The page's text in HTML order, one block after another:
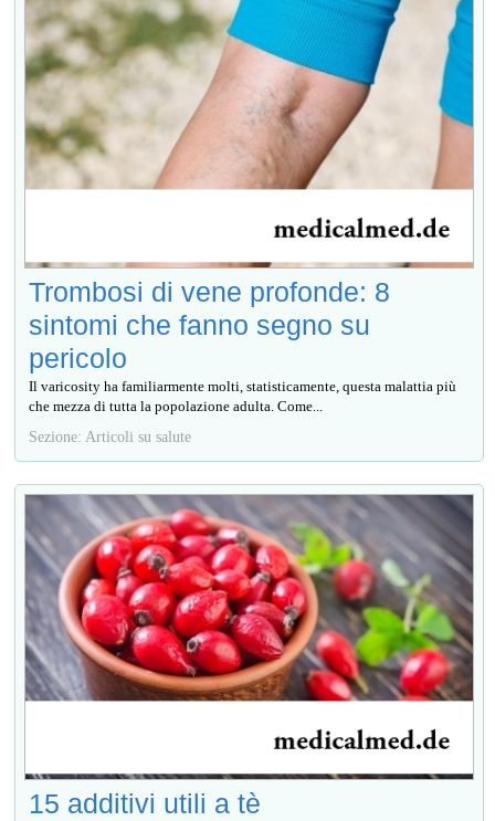
Trombosi di vene profonde: 8
sintomi che fanno segno su
pericolo
Il varicosity ha familiarmente molti, statisticamente, questa malattia più
che mezza di tutta la popolazione adulta. Come...
Sezione: Articoli su salute
15 additivi utili a tè